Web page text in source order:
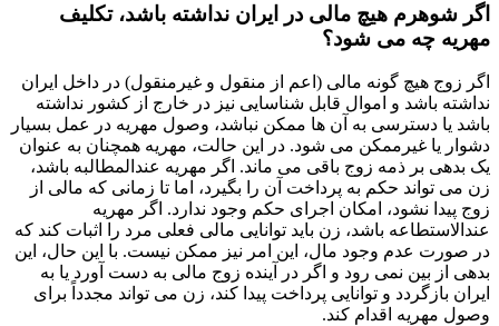
اگر شوهرم هیچ مالی در ایران نداشته باشد، تکلیف
مهریه چه می شود؟
اگر زوج هیچ گونه مالی (اعم از منقول و غیرمنقول) در داخل ایران
نداشته باشد و اموال قابل شناسایی نیز در خارج از کشور نداشته
باشد یا دسترسی به آن ها ممکن نباشد، وصول مهریه در عمل بسیار
دشوار یا غیرممکن می شود. در این حالت، مهریه همچنان به عنوان
یک بدهی بر ذمه زوج باقی می ماند. اگر مهریه عندالمطالبه باشد،
زن می تواند حکم به پرداخت آن را بگیرد، اما تا زمانی که مالی از
زوج پیدا نشود، امکان اجرای حکم وجود ندارد. اگر مهریه
عندالاستطاعه باشد، زن باید توانایی مالی فعلی مرد را اثبات کند که
در صورت عدم وجود مال، این امر نیز ممکن نیست. با این حال، این
بدهی از بین نمی رود و اگر در آینده زوج مالی به دست آورد یا به
ایران بازگردد و توانایی پرداخت پیدا کند، زن می تواند مجدداً برای
وصول مهریه اقدام کند.